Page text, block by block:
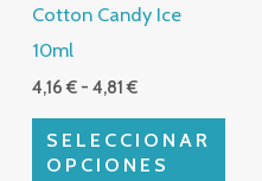
Cotton Candy Ice
10ml
4,16€ - 4,81€
SELECCIONAR
OPCIONES
elegir
en
la
página
de